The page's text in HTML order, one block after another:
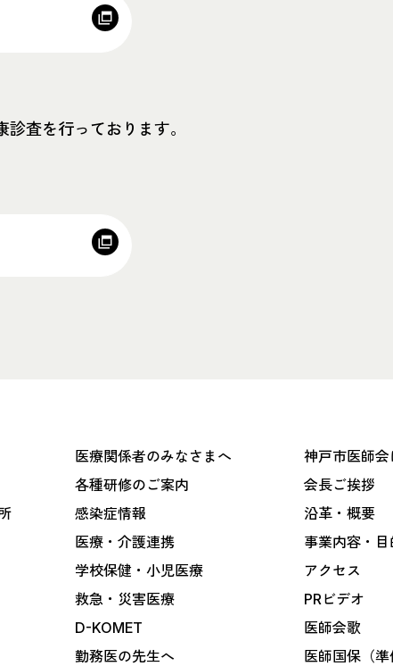
ョン
査を行っております。
医療関係者のみなさまへ
各種研修のご案内
感染症情報
医療・介護連携
学校保健・小児医療
救急・災害医療
D-KOMET
勤務医の先生へ
神戸市医師会
会長ご挨拶
沿革・概要
事業内容・
アクセス
PRビデオ
医師会歌
医師国保（準